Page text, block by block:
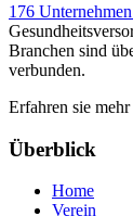
176
Branchen sind
verbunden.
Erfahren sie
Überblick
Home
Verein